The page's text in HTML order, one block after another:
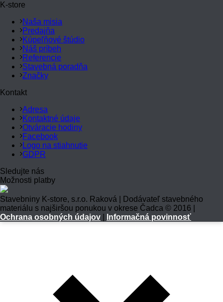
K-store
Naša misia
Predajňa
Kúpeľňové štúdio
Náš príbeh
Referencie
Stavebná poradňa
Značky
Kontakt
Adresa
Kontaktné údaje
Otváracie hodiny
Facebook
Logo na stiahnutie
GDPR
Sledujte nás
Možnosti platby
Stavebniny K-store, s.r.o. Raková | Dodávateľ stavebného
materiálu s najširšou ponukou v okrese Čadca © 2016 |
Ochrana osobných údajov
Informačná povinnosť